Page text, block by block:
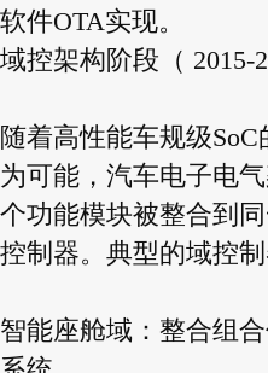
软件OTA实现。
域控架构阶段（ 2015-
随着高性能车规级
为可能，汽车电子电
个功能模块被整合到
控制器。典型的域控制
智能座舱域：整合组